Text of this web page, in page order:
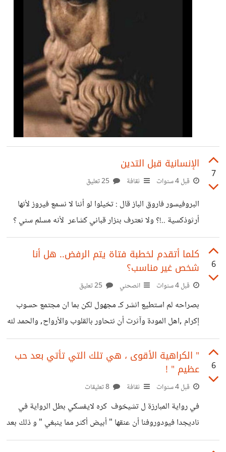
7
الإنسانية قبل التدين
قبل 4 سنوات ثقافة
البروفيسور فاروق الباز قال : تخيلوا لو أننا لا نسمع فيروز لأنها
أرثوذكسية ..!؟ ولا نعترف بنزار قباني كشاعر لأنه مسلم سني ؟
ولا نقرأ للماغوط لأنه إسماعيلي أو سلطان باشا الأطرش لأنه
درزي ..!! ونتحفظ عن الضحك ونمتنع عن الفرح لأن دريد لحام
شيعي ...!!؟ غاندي يلهم الكثير من الأحرار وهو هندوسي !!!
آينشتاين أعطى الكثير من العلم للبشرية وهو يهودي !!! ستيف
جوبز السوري ابن الجندلي اعتنق البوذية فلماذا لا تقاطعون آبل ..
ماكنتوش ، حواسيب ، جوالات ، لابتوبات ..
6
كلما أتقدم لخطبة فتاة يتم الرفض.. هل أنا
شخص غير مناسب؟
قبل 4 سنوات انصحني
بصراحه لم استطيع انشر كـ مجهول لكن بما ان مجتمع حسوب
إكرام ,اهل المودة وآثرت أن نتحاور بالقلوب والأرواح, والحمد لله
على إكرامي بكم, و على تجارب من سبقونا. في الحقيقه تقدمت
لخطبة أكثر من فتاة، وهذه المره الثالثه ويتم الرفض مباشرة أو
بعد يومين، وليس هناك نصيب، مع العلم أني من أسرة طيبة وابي
مسلم امي مسيحية، وعندي شغل، ودخلي مناسب، ولا أعرف
أسباب الرفض، والموضوع ضايقني وأحسست أني شخص غير
مناسب؛ لأني لا أعرف أسبابه. وكلما ذهبت اخبر
6
" الكراهية الأقوى ، هي تلك التي تأتي بعد حب
عظيم " !
قبل 4 سنوات ثقافة
في رواية المبارزة ل تشيخوف كره لايفسكي بطل الرواية في
ناديجدا فيودوروفنا أن عنقها " أبيض أكثر مما ينبغي " و ذلك بعد
أن ساءت علاقتهما !! في رواية آنا كارينين ل تولستوي عندما لم